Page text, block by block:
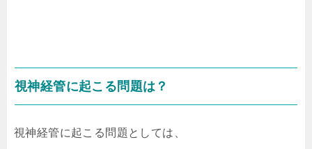
視神経管に起こる問題は？
視神経管に起こる問題としては、